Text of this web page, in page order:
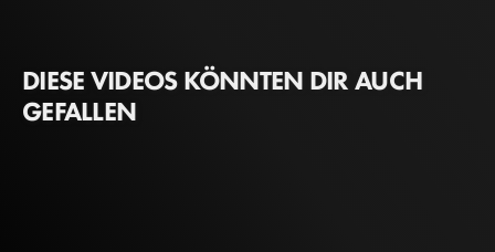
DIESE VIDEOS KÖNNTEN DIR AUCH
GEFALLEN